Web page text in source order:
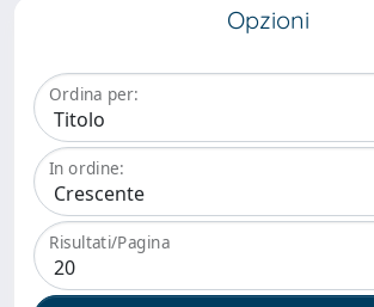
Opzioni
Ordina per:
In ordine:
Risultati/Pagina